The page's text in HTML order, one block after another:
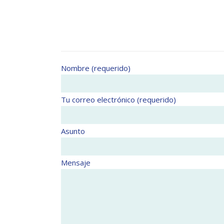
Nombre (requerido)
Tu correo electrónico (requerido)
Asunto
Mensaje